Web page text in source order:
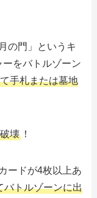
の門」というキ
をバトルゾーン
手札または墓地
壊 ！
ードが4枚以上あ
バトルゾーンに出